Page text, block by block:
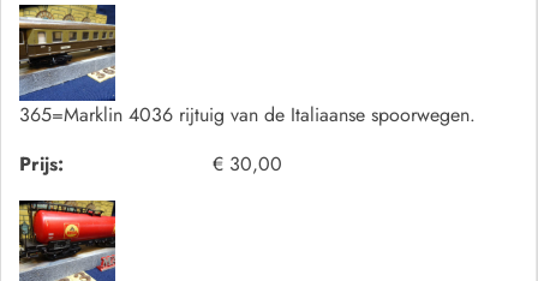
365=Marklin 4036 rijtuig van de Italiaanse spoorwegen.
Prijs:
€ 30,00